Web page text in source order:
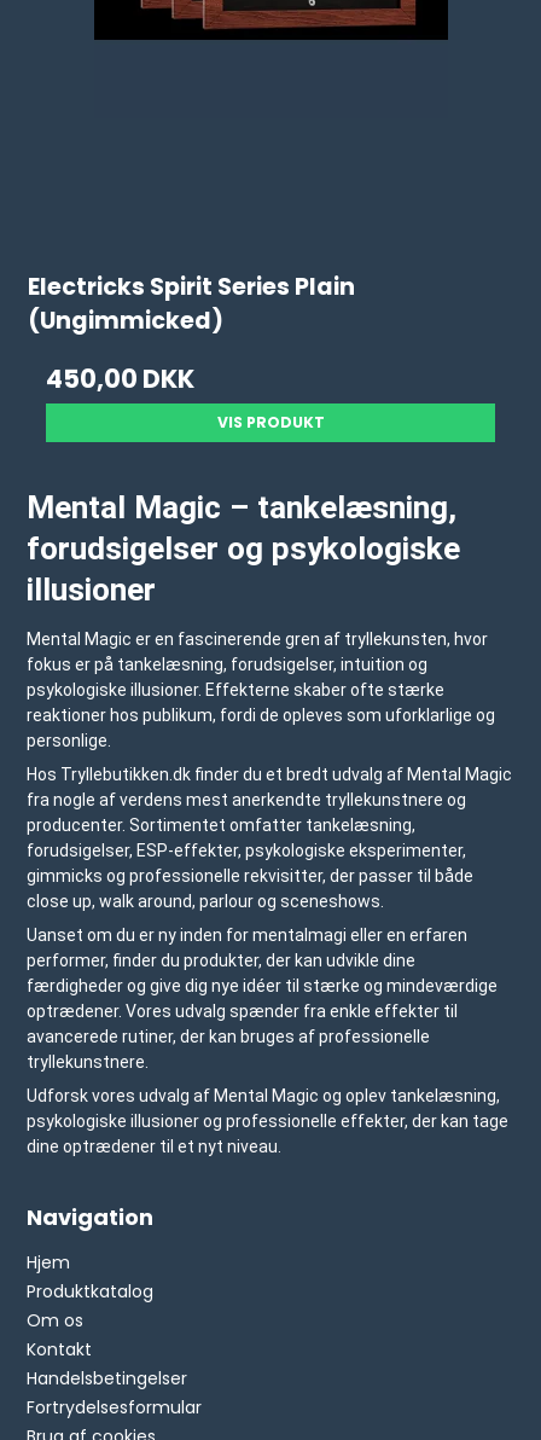
Electricks Spirit Series Plain
(Ungimmicked)
450,00 DKK
VIS PRODUKT
Mental Magic – tankelæsning,
forudsigelser og psykologiske
illusioner
Mental Magic er en fascinerende gren af tryllekunsten, hvor
fokus er på tankelæsning, forudsigelser, intuition og
psykologiske illusioner. Effekterne skaber ofte stærke
reaktioner hos publikum, fordi de opleves som uforklarlige og
personlige.
Hos Tryllebutikken.dk finder du et bredt udvalg af Mental Magic
fra nogle af verdens mest anerkendte tryllekunstnere og
producenter. Sortimentet omfatter tankelæsning,
forudsigelser, ESP-effekter, psykologiske eksperimenter,
gimmicks og professionelle rekvisitter, der passer til både
close up, walk around, parlour og sceneshows.
Uanset om du er ny inden for mentalmagi eller en erfaren
performer, finder du produkter, der kan udvikle dine
færdigheder og give dig nye idéer til stærke og mindeværdige
optrædener. Vores udvalg spænder fra enkle effekter til
avancerede rutiner, der kan bruges af professionelle
tryllekunstnere.
Udforsk vores udvalg af Mental Magic og oplev tankelæsning,
psykologiske illusioner og professionelle effekter, der kan tage
dine optrædener til et nyt niveau.
Navigation
Hjem
Produktkatalog
Om os
Kontakt
Handelsbetingelser
Fortrydelsesformular